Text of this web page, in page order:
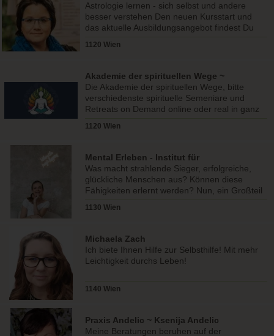
Astrologie lernen - sich selbst und andere
besser verstehen Den neuen Kursstart und
das aktuelle Ausbildungsangebot findest Du
1120 Wien
Akademie der spirituellen Wege ~
Wolfgang Redmann
Die Akademie der spirituellen Wege, bitte
verschiedenste spirituelle Semeniare und
Retreats on Demand online oder real in ganz
1120 Wien
Mental Erleben - Institut für
Potenzialentfaltung
Was macht strahlende Sieger, erfolgreiche,
glückliche Menschen aus? Können diese
Fähigkeiten erlernt werden? Nun, ein Großteil
1130 Wien
Michaela Zach
Ich biete Ihnen Hilfe zur Selbsthilfe! Mit mehr
Leichtigkeit durchs Leben!
1140 Wien
Praxis Andelic ~ Ksenija Andelic
Meine Beratungen beruhen auf der